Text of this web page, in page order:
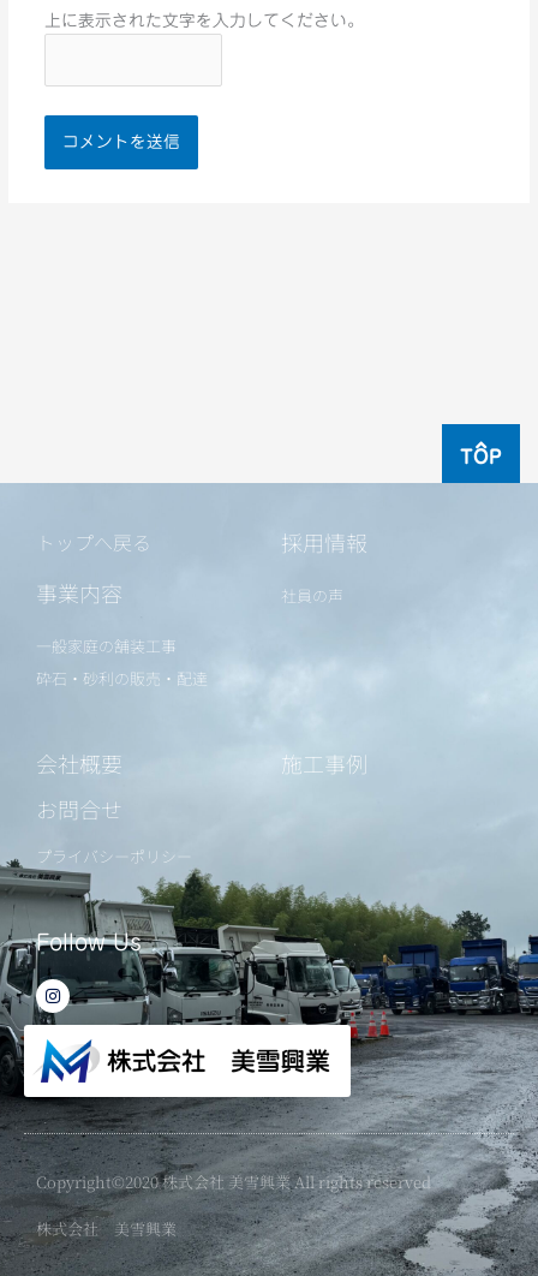
上に表示された文字を入力してください。
TOP
トップへ戻る
事業内容
一般家庭の舗装工事
砕石・砂利の販売・配達
採用情報
社員の声
会社概要
施工事例
お問合せ
プライバシーポリシー
Follow Us
I
n
s
a
g
a
m
Copyright©2020 株式会社 美雪興業 All rights reserved
株式会社 美雪興業